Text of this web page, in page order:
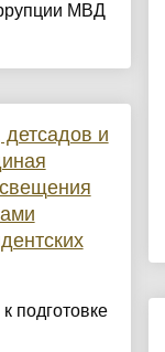
МВД
и
подготовке